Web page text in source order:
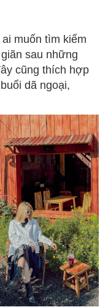
muốn tìm kiếm
sau những
cũng thích hợp
dã ngoại,